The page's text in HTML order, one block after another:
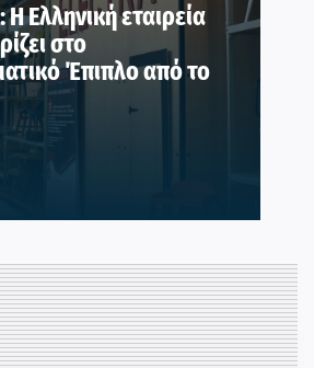
Ελληνική εταιρεία
στο
Έπιπλο από το